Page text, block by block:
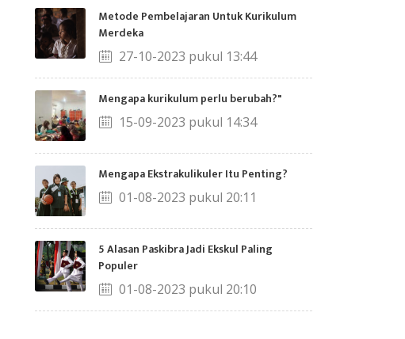
Metode Pembelajaran Untuk Kurikulum
Merdeka
27-10-2023 pukul 13:44
Mengapa kurikulum perlu berubah?"
15-09-2023 pukul 14:34
Mengapa Ekstrakulikuler Itu Penting?
01-08-2023 pukul 20:11
5 Alasan Paskibra Jadi Ekskul Paling
Populer
01-08-2023 pukul 20:10